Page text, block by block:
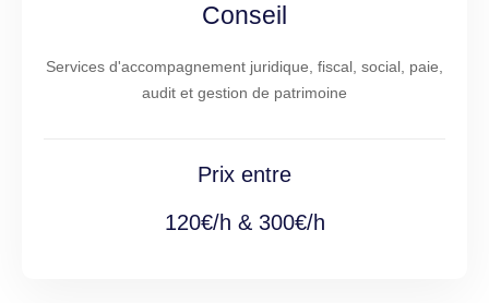
Conseil
Services d'accompagnement juridique, fiscal, social, paie,
audit et gestion de patrimoine
Prix entre
120€/h & 300€/h